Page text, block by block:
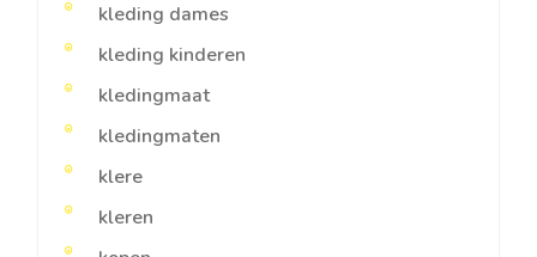
kleding dames
kleding kinderen
kledingmaat
kledingmaten
klere
kleren